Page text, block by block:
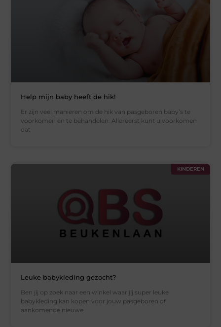
Help mijn baby heeft de hik!
Er zijn veel manieren om de hik van pasgeboren baby’s te
voorkomen en te behandelen. Allereerst kunt u voorkomen
dat
KINDEREN
Leuke babykleding gezocht?
Ben jij op zoek naar een winkel waar jij super leuke
babykleding kan kopen voor jouw pasgeboren of
aankomende nieuwe